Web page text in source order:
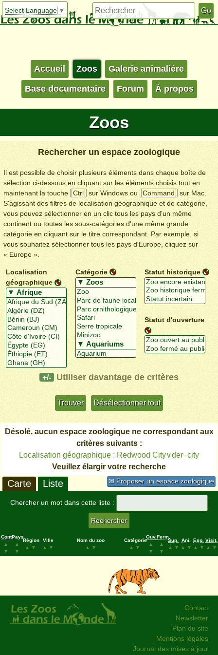
Select Language ▼
Accueil Zoos Galerie animalière
Base documentaire Forum À propos
Zoos
Rechercher un espace zoologique
Il est possible de choisir plusieurs éléments dans chaque boîte de
sélection ci-dessous en cliquant sur les éléments choisis tout en
maintenant la touche
Ctrl sur Windows ou Command
sur Mac.
S'agissant des filtres de localisation géographique et de catégorie,
vous pouvez sélectionner en un clic tous les pays d'un même
continent ou toutes les sous-catégories d'une même grande
catégorie en cliquant sur le titre correspondant. Par exemple, si
vous souhaitez sélectionner tous les pays d'Europe, cliquez sur
« Europe ».
Localisation
géographique
Catégorie Statut historique
Statut d'ouverture
+/- Utiliser davantage de critères
Désolé, aucun espace zoologique ne correspondant aux
critères suivants :
Localisation géographique : Redwood City∨der=city
Veuillez élargir votre recherche
✉ Proposer un espace zoologique
Carte Liste
Chercher un mot dans cette liste :
Cont.
▲
▼
Pays
▲
▼
Région
▲
▼
Ville
▲
▼
Nom du zoo
▲
▼
Catégorie
▲
▼
Ouv.
▲
▼
Ferm.
▲
▼
Sup.
▲
▼
Ani.
▲
▼
Esp.
▲
▼
Visit.
▲
▼
Contact
Newsletter
Plan du site
Mentions légales
Journal des mises à jour